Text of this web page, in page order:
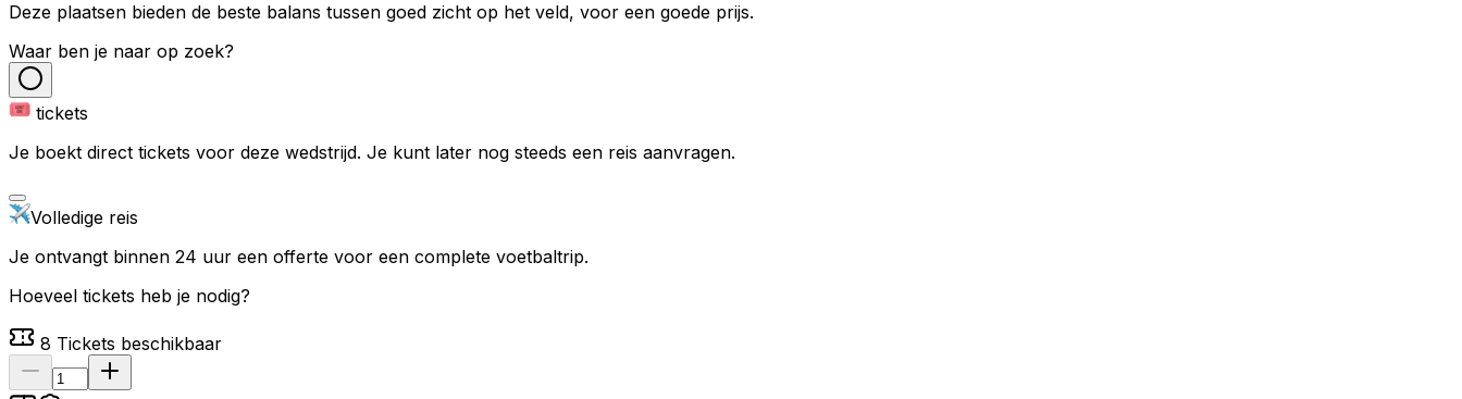
Deze plaatsen bieden de beste balans tussen goed zicht op het veld, voor een goede prijs.
Waar ben je naar op zoek?
tickets
Je boekt direct tickets voor deze wedstrijd. Je kunt later nog steeds een reis aanvragen.
Volledige reis
Je ontvangt binnen 24 uur een offerte voor een complete voetbaltrip.
Hoeveel tickets heb je nodig?
8 Tickets beschikbaar